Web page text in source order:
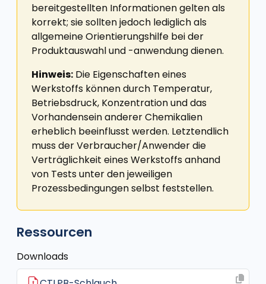
bereitgestellten Informationen gelten als
korrekt; sie sollten jedoch lediglich als
allgemeine Orientierungshilfe bei der
Produktauswahl und -anwendung dienen.
Hinweis: Die Eigenschaften eines
Werkstoffs können durch Temperatur,
Betriebsdruck, Konzentration und das
Vorhandensein anderer Chemikalien
erheblich beeinflusst werden. Letztendlich
muss der Verbraucher/Anwender die
Verträglichkeit eines Werkstoffs anhand
von Tests unter den jeweiligen
Prozessbedingungen selbst feststellen.
Ressourcen
Downloads